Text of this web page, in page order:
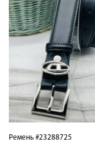
Ремень #23288725